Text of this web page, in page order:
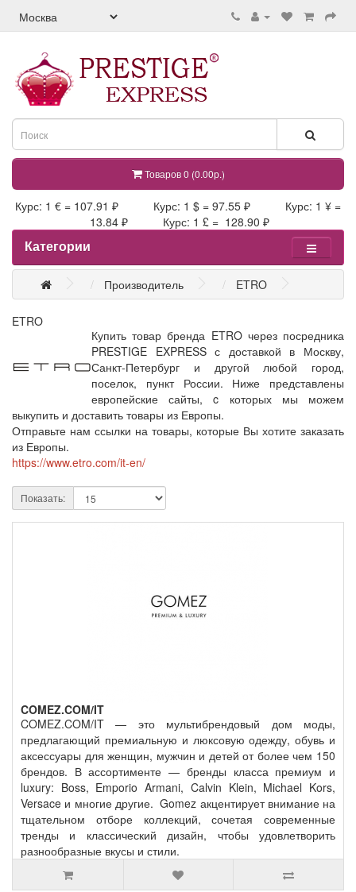
Товаров 0 (0.00р.)
Курс: 1 € = 107.91 ₽ Курс: 1 $ = 97.55 ₽ Курс: 1 ¥ =
13.84 ₽ Курс: 1 £ = 128.90 ₽
Категории
Производитель ETRO
ETRO
Купить товар бренда ETRO через посредника
PRESTIGE EXPRESS с доставкой в Москву,
Санкт-Петербург и другой любой город,
поселок, пункт России. Ниже представлены
европейские сайты, c которых мы можем
выкупить и доставить товары из Европы.
Отправьте нам ссылки на товары, которые Вы хотите заказать
из Европы.
https://www.etro.com/it-en/
Показать:
COMEZ.COM/IT
COMEZ.COM/IT — это мультибрендовый дом моды,
предлагающий премиальную и люксовую одежду, обувь и
аксессуары для женщин, мужчин и детей от более чем 150
брендов. В ассортименте — бренды класса премиум и
luxury: Boss, Emporio Armani, Calvin Klein, Michael Kors,
Versace и многие другие. Gomez акцентирует внимание на
тщательном отборе коллекций, сочетая современные
тренды и классический дизайн, чтобы удовлетворить
разнообразные вкусы и стили.